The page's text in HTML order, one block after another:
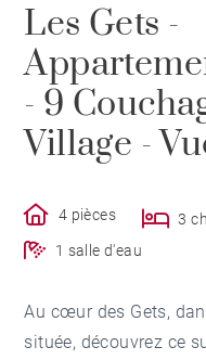
Les Gets -
- 9
Village -
4 pièces
3
1 salle d'eau
Au cœur des Gets,
située, découvrez ce